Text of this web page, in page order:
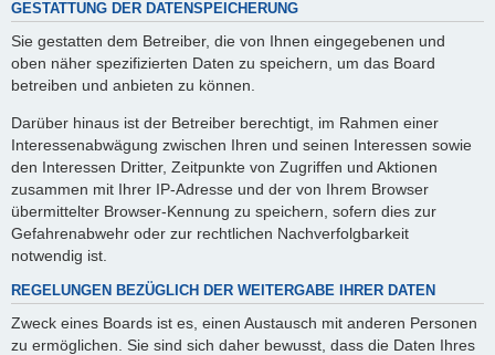
GESTATTUNG DER DATENSPEICHERUNG
Sie gestatten dem Betreiber, die von Ihnen eingegebenen und
oben näher spezifizierten Daten zu speichern, um das Board
betreiben und anbieten zu können.
Darüber hinaus ist der Betreiber berechtigt, im Rahmen einer
Interessenabwägung zwischen Ihren und seinen Interessen sowie
den Interessen Dritter, Zeitpunkte von Zugriffen und Aktionen
zusammen mit Ihrer IP-Adresse und der von Ihrem Browser
übermittelter Browser-Kennung zu speichern, sofern dies zur
Gefahrenabwehr oder zur rechtlichen Nachverfolgbarkeit
notwendig ist.
REGELUNGEN BEZÜGLICH DER WEITERGABE IHRER DATEN
Zweck eines Boards ist es, einen Austausch mit anderen Personen
zu ermöglichen. Sie sind sich daher bewusst, dass die Daten Ihres